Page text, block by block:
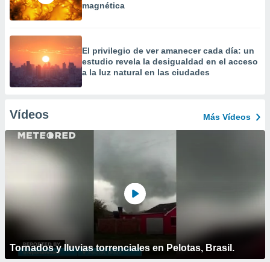
magnética
El privilegio de ver amanecer cada día: un
estudio revela la desigualdad en el acceso
a la luz natural en las ciudades
Vídeos Más Vídeos
Tornados y lluvias torrenciales en Pelotas, Brasil.